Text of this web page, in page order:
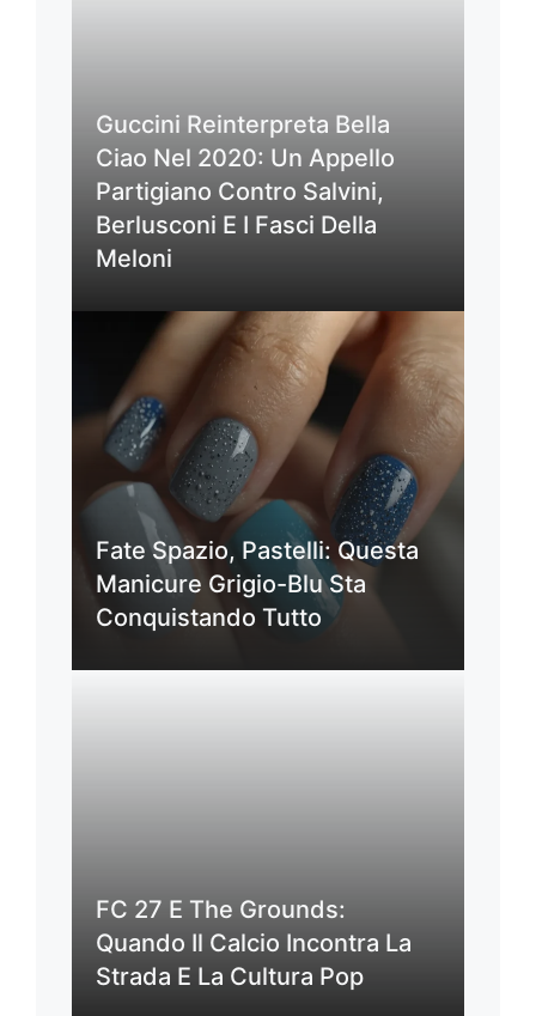
Guccini Reinterpreta Bella
Ciao Nel 2020: Un Appello
Partigiano Contro Salvini,
Berlusconi E I Fasci Della
Meloni
Fate Spazio, Pastelli: Questa
Manicure Grigio-Blu Sta
Conquistando Tutto
FC 27 E The Grounds:
Quando Il Calcio Incontra La
Strada E La Cultura Pop